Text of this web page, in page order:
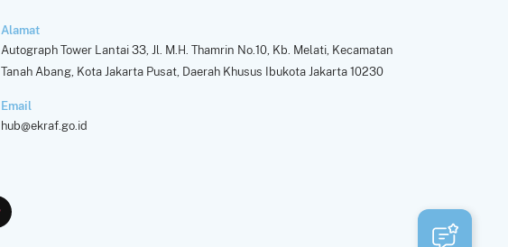
Alamat
Autograph Tower Lantai 33, Jl. M.H. Thamrin No.10, Kb. Melati, Kecamatan
Tanah Abang, Kota Jakarta Pusat, Daerah Khusus Ibukota Jakarta 10230
Email
hub@ekraf.go.id